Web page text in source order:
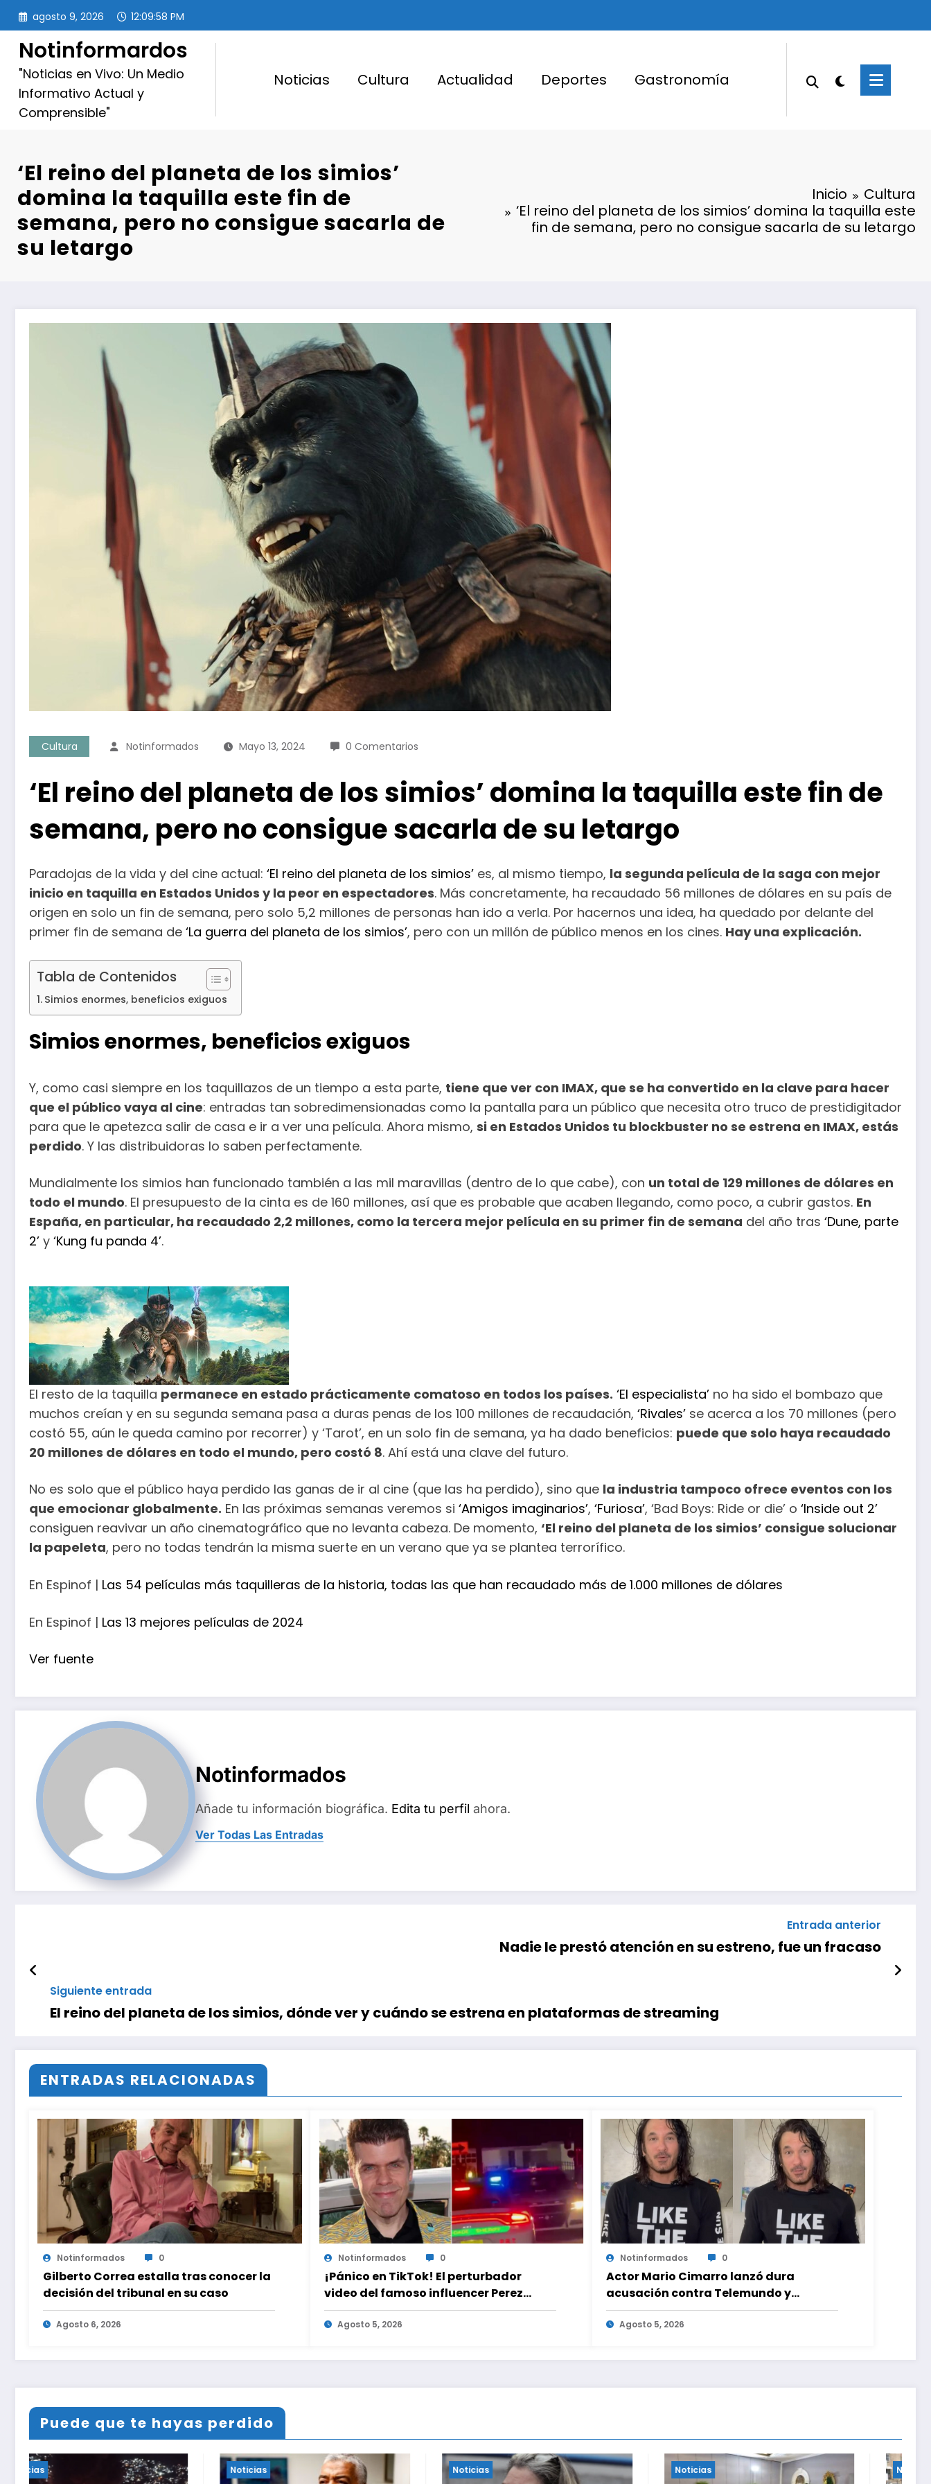
Saltar
contenido
agosto 9, 2026 12:10:00 PM
Notinformardos
"Noticias en Vivo: Un Medio
Informativo Actual y
Comprensible"
Noticias Cultura Actualidad Deportes Gastronomía
‘El reino del planeta de los simios’
domina la taquilla este fin de
semana, pero no consigue sacarla de
su letargo
Inicio
Cultura
‘El reino del planeta de los simios’ domina la taquilla este
fin de semana, pero no consigue sacarla de su letargo
Cultura Notinformados Mayo 13, 2024 0 Comentarios
‘El reino del planeta de los simios’ domina la taquilla este fin de
semana, pero no consigue sacarla de su letargo
Paradojas de la vida y del cine actual: ‘El reino del planeta de los simios’ es, al mismo tiempo, la segunda película de la saga con mejor
inicio en taquilla en Estados Unidos y la peor en espectadores. Más concretamente, ha recaudado 56 millones de dólares en su país de
origen en solo un fin de semana, pero solo 5,2 millones de personas han ido a verla. Por hacernos una idea, ha quedado por delante del
primer fin de semana de ‘La guerra del planeta de los simios’, pero con un millón de público menos en los cines. Hay una explicación.
Tabla de Contenidos
Simios enormes, beneficios exiguos
Simios enormes, beneficios exiguos
Y, como casi siempre en los taquillazos de un tiempo a esta parte, tiene que ver con IMAX, que se ha convertido en la clave para hacer
que el público vaya al cine: entradas tan sobredimensionadas como la pantalla para un público que necesita otro truco de prestidigitador
para que le apetezca salir de casa e ir a ver una película. Ahora mismo, si en Estados Unidos tu blockbuster no se estrena en IMAX, estás
perdido. Y las distribuidoras lo saben perfectamente.
Mundialmente los simios han funcionado también a las mil maravillas (dentro de lo que cabe), con un total de 129 millones de dólares en
todo el mundo. El presupuesto de la cinta es de 160 millones, así que es probable que acaben llegando, como poco, a cubrir gastos. En
España, en particular, ha recaudado 2,2 millones, como la tercera mejor película en su primer fin de semana del año tras ‘Dune, parte
2’ y ‘Kung fu panda 4’.
El resto de la taquilla permanece en estado prácticamente comatoso en todos los países. ‘El especialista’ no ha sido el bombazo que
muchos creían y en su segunda semana pasa a duras penas de los 100 millones de recaudación, ‘Rivales’ se acerca a los 70 millones (pero
costó 55, aún le queda camino por recorrer) y ‘Tarot’, en un solo fin de semana, ya ha dado beneficios: puede que solo haya recaudado
20 millones de dólares en todo el mundo, pero costó 8. Ahí está una clave del futuro.
No es solo que el público haya perdido las ganas de ir al cine (que las ha perdido), sino que la industria tampoco ofrece eventos con los
que emocionar globalmente. En las próximas semanas veremos si ‘Amigos imaginarios’, ‘Furiosa’, ‘Bad Boys: Ride or die’ o ‘Inside out 2’
consiguen reavivar un año cinematográfico que no levanta cabeza. De momento, ‘El reino del planeta de los simios’ consigue solucionar
la papeleta, pero no todas tendrán la misma suerte en un verano que ya se plantea terrorífico.
En Espinof | Las 54 películas más taquilleras de la historia, todas las que han recaudado más de 1.000 millones de dólares
En Espinof | Las 13 mejores películas de 2024
Ver fuente
Notinformados
Añade tu información biográfica. Edita tu perfil ahora.
Ver Todas Las Entradas
Entrada anterior
Nadie le prestó atención en su estreno, fue un fracaso
Siguiente entrada
El reino del planeta de los simios, dónde ver y cuándo se estrena en plataformas de streaming
ENTRADAS RELACIONADAS
Notinformados 0
Gilberto Correa estalla tras conocer la
decisión del tribunal en su caso
Agosto 6, 2026
Notinformados 0
¡Pánico en TikTok! El perturbador
video del famoso influencer Perez
Hilton que obligó a sus fans a pedir
ayuda médica
Agosto 5, 2026
Notinformados 0
Actor Mario Cimarro lanzó dura
acusación contra Telemundo y
advirtió que lo que hacen en su contra
es ilegal en EEUU
Agosto 5, 2026
Puede que te hayas perdido
Noticias Noticias Noticias Noticias